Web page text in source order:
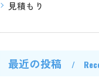
見積もり
最近の投稿